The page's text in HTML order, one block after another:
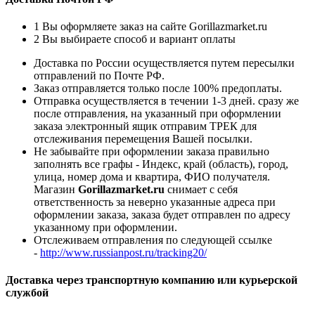
1 Вы оформляете заказ на сайте Gorillazmarket.ru
2 Вы выбираете способ и вариант оплаты
Доставка по России осуществляется путем пересылки
отправлений по Почте РФ.
Заказ отправляется только после 100% предоплаты.
Отправка осуществляется в течении 1-3 дней. сразу же
после отправления, на указанный при оформлении
заказа электронный ящик отправим ТРЕК для
отслеживания перемещения Вашей посылки.
Не забывайте при оформлении заказа правильно
заполнять все графы - Индекс, край (область), город,
улица, номер дома и квартира, ФИО получателя.
Магазин Gorillazmarket.ru снимает с себя
ответственность за неверно указанные адреса при
оформлении заказа, заказа будет отправлен по адресу
указанному при оформлении.
Отслеживаем отправления по следующей ссылке
- http://www.russianpost.ru/tracking20/
Доставка через транспортную компанию или курьерской
службой